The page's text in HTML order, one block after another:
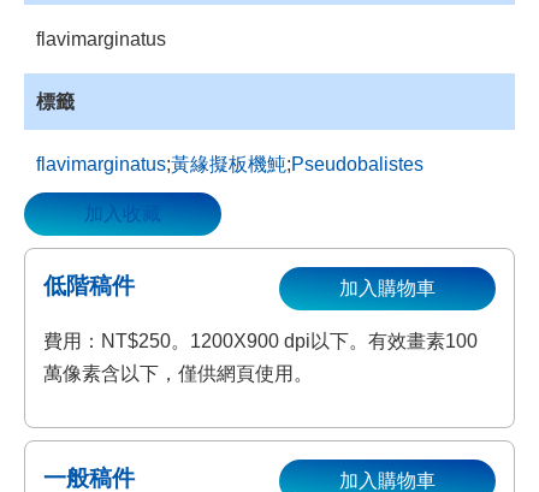
flavimarginatus
標籤
flavimarginatus;黃緣擬板機魨;Pseudobalistes
加入收藏
低階稿件
費用：NT$250。1200X900 dpi以下。有效畫素100
萬像素含以下，僅供網頁使用。
加入購物車
一般稿件 加入購物車